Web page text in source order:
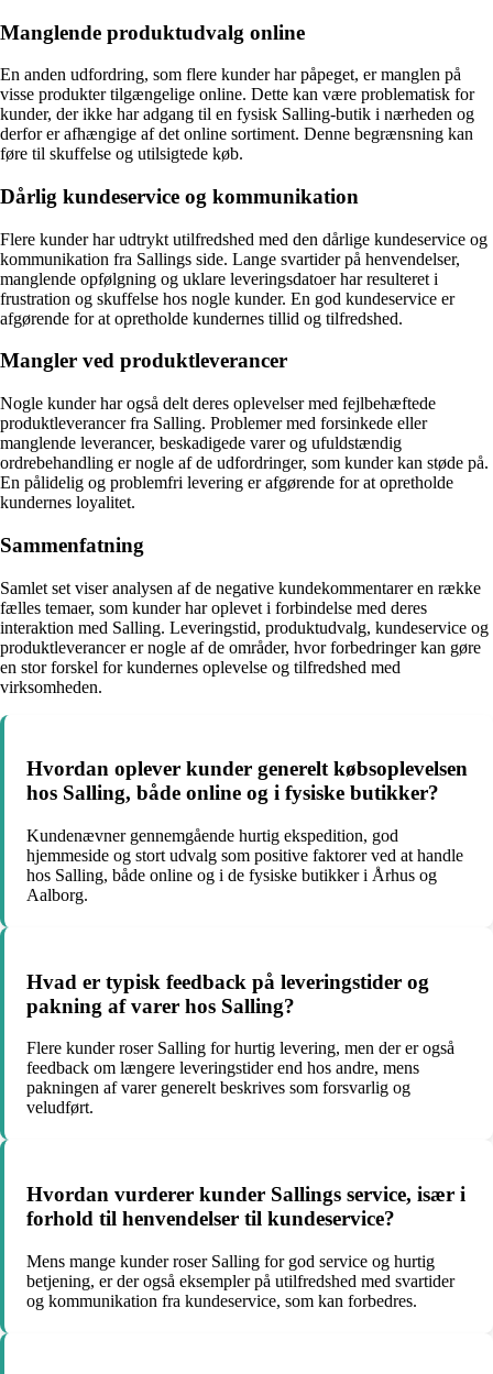
Manglende produktudvalg online
En anden udfordring, som flere kunder har påpeget, er manglen på
visse produkter tilgængelige online. Dette kan være problematisk for
kunder, der ikke har adgang til en fysisk Salling-butik i nærheden og
derfor er afhængige af det online sortiment. Denne begrænsning kan
føre til skuffelse og utilsigtede køb.
Dårlig kundeservice og kommunikation
Flere kunder har udtrykt utilfredshed med den dårlige kundeservice og
kommunikation fra Sallings side. Lange svartider på henvendelser,
manglende opfølgning og uklare leveringsdatoer har resulteret i
frustration og skuffelse hos nogle kunder. En god kundeservice er
afgørende for at opretholde kundernes tillid og tilfredshed.
Mangler ved produktleverancer
Nogle kunder har også delt deres oplevelser med fejlbehæftede
produktleverancer fra Salling. Problemer med forsinkede eller
manglende leverancer, beskadigede varer og ufuldstændig
ordrebehandling er nogle af de udfordringer, som kunder kan støde på.
En pålidelig og problemfri levering er afgørende for at opretholde
kundernes loyalitet.
Sammenfatning
Samlet set viser analysen af de negative kundekommentarer en række
fælles temaer, som kunder har oplevet i forbindelse med deres
interaktion med Salling. Leveringstid, produktudvalg, kundeservice og
produktleverancer er nogle af de områder, hvor forbedringer kan gøre
en stor forskel for kundernes oplevelse og tilfredshed med
virksomheden.
Hvordan oplever kunder generelt købsoplevelsen
hos Salling, både online og i fysiske butikker?
Kundenævner gennemgående hurtig ekspedition, god
hjemmeside og stort udvalg som positive faktorer ved at handle
hos Salling, både online og i de fysiske butikker i Århus og
Aalborg.
Hvad er typisk feedback på leveringstider og
pakning af varer hos Salling?
Flere kunder roser Salling for hurtig levering, men der er også
feedback om længere leveringstider end hos andre, mens
pakningen af varer generelt beskrives som forsvarlig og
veludført.
Hvordan vurderer kunder Sallings service, især i
forhold til henvendelser til kundeservice?
Mens mange kunder roser Salling for god service og hurtig
betjening, er der også eksempler på utilfredshed med svartider
og kommunikation fra kundeservice, som kan forbedres.